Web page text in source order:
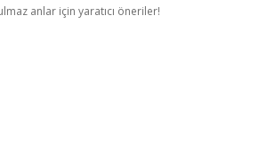
anlar için yaratıcı öneriler!